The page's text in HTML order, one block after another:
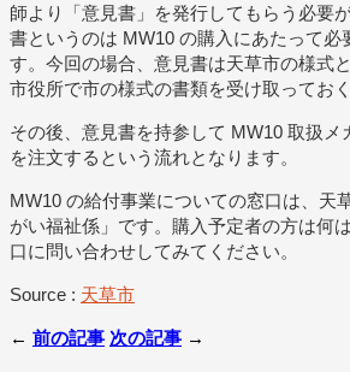
師より「意見書」を発行してもらう必要
書というのは MW10 の購入にあたって必
す。今回の場合、意見書は天草市の様式
市役所で市の様式の書類を受け取ってお
その後、意見書を持参して MW10 取扱メ
を注文するという流れとなります。
MW10 の給付事業についての窓口は、天
がい福祉係」です。購入予定者の方は何
口に問い合わせしてみてください。
Source : 天草市
← 前の記事 次の記事 →